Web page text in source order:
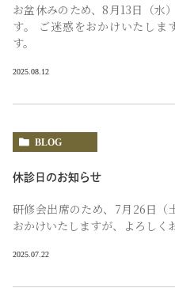
お盆休みのため、8月13日（水
す。 ご迷惑をおかけいたしま
す。
2025.08.12
BLOG
休診日のお知らせ
研修会出席のため、7月26日（
おかけいたしますが、よろしく
2025.07.22